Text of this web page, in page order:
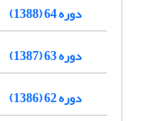
دوره 64 (1388)
دوره 63 (1387)
دوره 62 (1386)